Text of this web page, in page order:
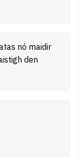
nó maidir
den